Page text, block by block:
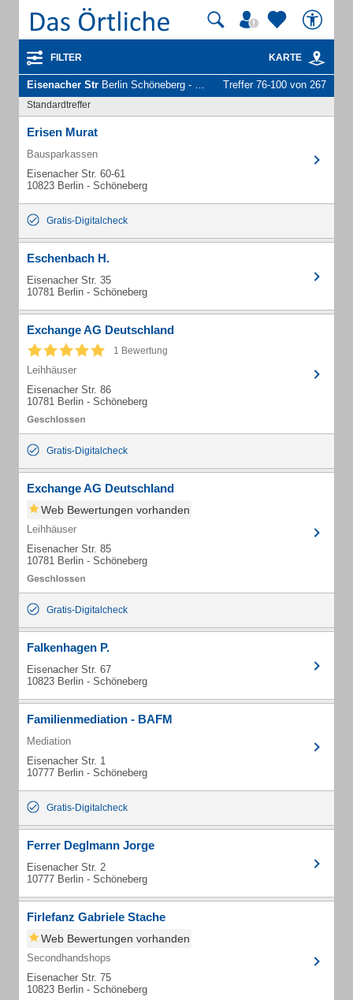
FILTER KARTE
Eisenacher Str Berlin Schöneberg - Unternehmen und Personen Treffer 76-100 von 267
Standardtreffer
Erisen Murat
Bausparkassen
Eisenacher Str. 60-61
10823 Berlin - Schöneberg
Gratis-Digitalcheck
Eschenbach H.
Eisenacher Str. 35
10781 Berlin - Schöneberg
Exchange AG Deutschland
1 Bewertung
Leihhäuser
Eisenacher Str. 86
10781 Berlin - Schöneberg
Gratis-Digitalcheck
Exchange AG Deutschland
Web Bewertungen vorhanden
Leihhäuser
Eisenacher Str. 85
10781 Berlin - Schöneberg
Gratis-Digitalcheck
Falkenhagen P.
Eisenacher Str. 67
10823 Berlin - Schöneberg
Familienmediation - BAFM
Mediation
Eisenacher Str. 1
10777 Berlin - Schöneberg
Gratis-Digitalcheck
Ferrer Deglmann Jorge
Eisenacher Str. 2
10777 Berlin - Schöneberg
Firlefanz Gabriele Stache
Web Bewertungen vorhanden
Secondhandshops
Eisenacher Str. 75
10823 Berlin - Schöneberg